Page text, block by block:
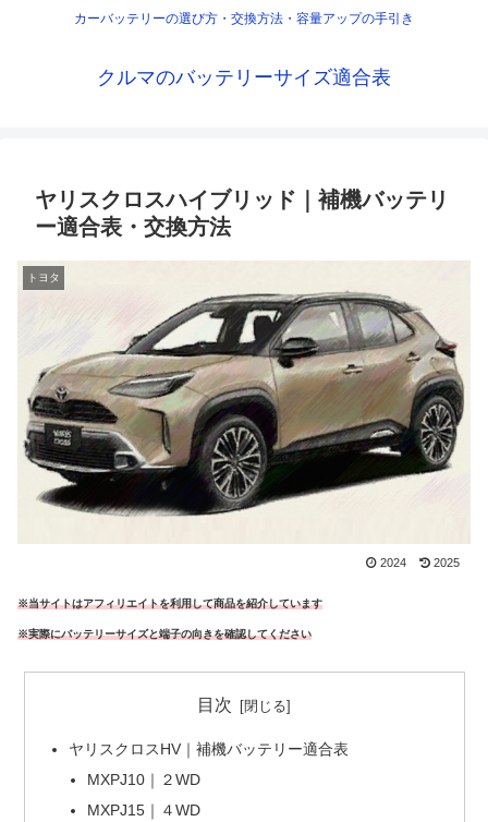
カーバッテリーの選び方・交換方法・容量アップの手引き
クルマのバッテリーサイズ適合表
ヤリスクロスハイブリッド｜補機バッテリ
ー適合表・交換方法
トヨタ
2024 2025
※当サイトはアフィリエイトを利用して商品を紹介しています
※実際にバッテリーサイズと端子の向きを確認してください
目次
ヤリスクロスHV｜補機バッテリー適合表
MXPJ10｜２WD
MXPJ15｜４WD